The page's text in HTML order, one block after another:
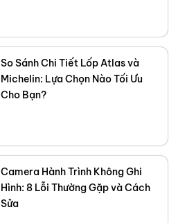
So Sánh Chi Tiết Lốp Atlas và
Michelin: Lựa Chọn Nào Tối Ưu
Cho Bạn?
Camera Hành Trình Không Ghi
Hình: 8 Lỗi Thường Gặp và Cách
Sửa